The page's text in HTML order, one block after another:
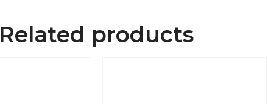
Related products